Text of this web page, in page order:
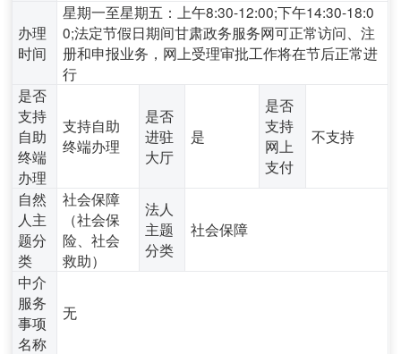
办理
时间
星期一至星期五：上午8:30-12:00;下午14:30-18:0
0;法定节假日期间甘肃政务服务网可正常访问、注
册和申报业务，网上受理审批工作将在节后正常进
行
是否
支持
自助
终端
办理
支持自助
终端办理
是否
进驻
大厅
是
是否
支持
网上
支付
不支持
自然
人主
题分
类
社会保障
（社会保
险、社会
救助）
法人
主题
分类
社会保障
中介
服务
事项
名称
无